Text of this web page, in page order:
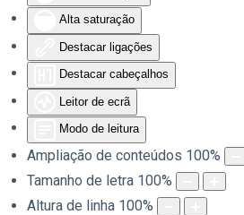
Alta saturação
Destacar ligações
Destacar cabeçalhos
Leitor de ecrã
Modo de leitura
Ampliação de conteúdos 100%
Tamanho de letra 100%
Altura de linha 100%